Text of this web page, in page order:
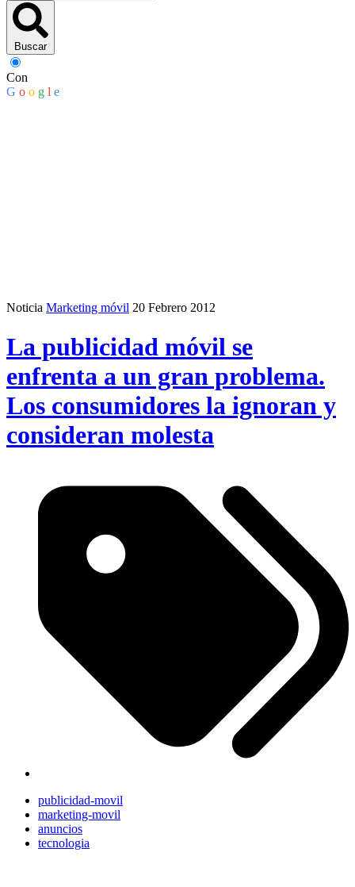
Buscar
Con
G o o g l e
Noticia Marketing móvil 20 Febrero 2012
La publicidad móvil se
enfrenta a un gran problema.
Los consumidores la ignoran y
consideran molesta
publicidad-movil
marketing-movil
anuncios
tecnologia